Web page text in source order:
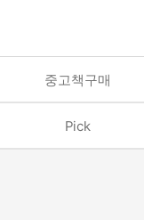
중고책구매
Pick